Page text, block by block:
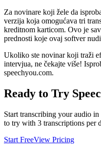
Za novinare koji žele da
verzija koja omogućava tri
kreditnom karticom. Ovo je
prednosti koje ovaj softver
Ukoliko ste novinar koji traži
intervjua, ne čekajte više!
speechyou.com.
Ready to Try
Start transcribing your audio in
to try with 3 transcriptions per
Start FreeView Pricing